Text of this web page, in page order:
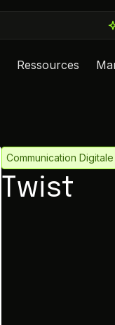
Ressources
Communication Digitale
Twist